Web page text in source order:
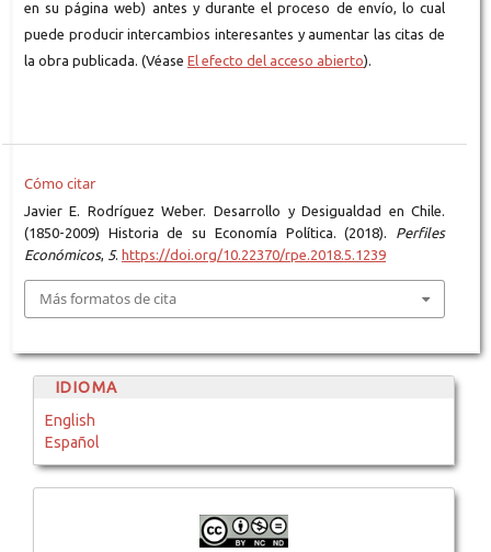
en su página web) antes y durante el proceso de envío, lo cual
puede producir intercambios interesantes y aumentar las citas de
la obra publicada. (Véase El efecto del acceso abierto).
Cómo citar
Javier E. Rodríguez Weber. Desarrollo y Desigualdad en Chile.
(1850-2009) Historia de su Economía Política. (2018). Perfiles
Económicos, 5. https://doi.org/10.22370/rpe.2018.5.1239
Más formatos de cita
IDIOMA
English
Español